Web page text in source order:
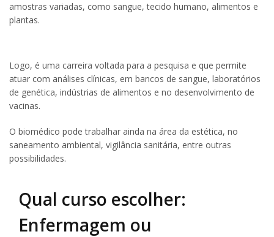
amostras variadas, como sangue, tecido humano, alimentos e
plantas.
Logo, é uma carreira voltada para a pesquisa e que permite
atuar com análises clínicas, em bancos de sangue, laboratórios
de genética, indústrias de alimentos e no desenvolvimento de
vacinas.
O biomédico pode trabalhar ainda na área da estética, no
saneamento ambiental, vigilância sanitária, entre outras
possibilidades.
Qual curso escolher:
Enfermagem ou